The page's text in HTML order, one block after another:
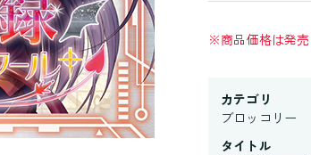
※商品価格は発
カテゴリ
ブロッコリー
タイトル